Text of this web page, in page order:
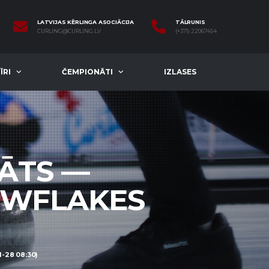
LATVIJAS KĒRLINGA ASOCIĀCIJA
CURLING@CURLING.LV
TĀLRUNIS
(+371) 22067454
ČEMPIONĀTI IZLASES
—
28 08:30)